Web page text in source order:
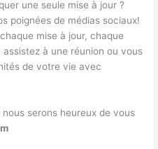
une seule mise à jour ?
poignées de médias sociaux!
mise à jour, chaque
à une réunion ou vous
de votre vie avec
serons heureux de vous